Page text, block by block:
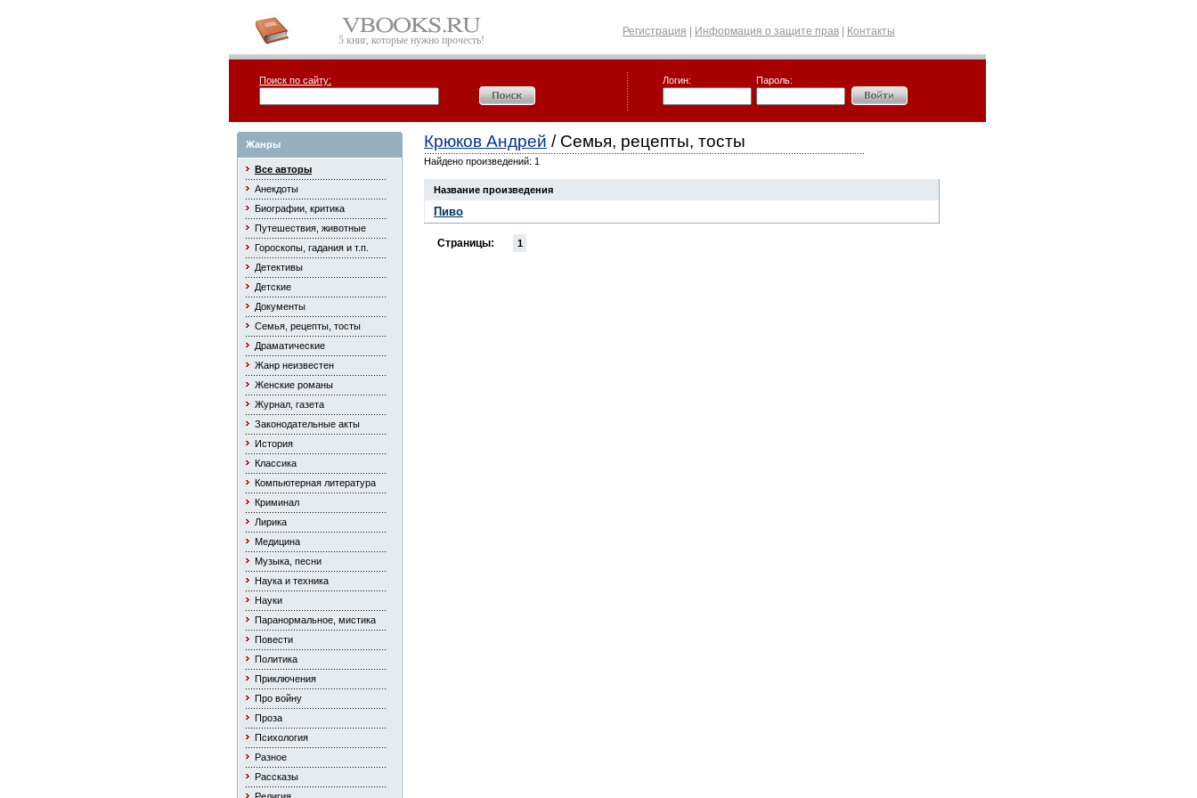
5 книг, которые нужно прочесть!
Регистрация Информация о защите прав Контакты
Поиск по сайту: Логин: Пароль:
Жанры
Все авторы
Анекдоты
Биографии, критика
Путешествия, животные
Гороскопы, гадания и т.п.
Детективы
Детские
Документы
Семья, рецепты, тосты
Драматические
Жанр неизвестен
Женские романы
Журнал, газета
Законодательные акты
История
Классика
Компьютерная литература
Криминал
Лирика
Медицина
Музыка, песни
Наука и техника
Науки
Паранормальное, мистика
Повести
Политика
Приключения
Про войну
Проза
Психология
Разное
Рассказы
Крюков Андрей / Семья, рецепты, тосты
Найдено произведений: 1
Название произведения
Пиво
Страницы: 1